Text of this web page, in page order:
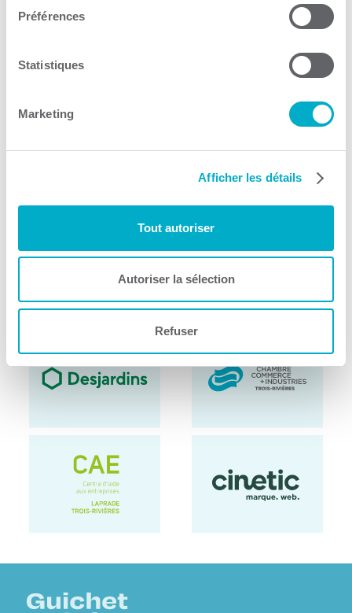
Préférences
Statistiques
Marketing
Afficher les détails
Tout autoriser
Autoriser la sélection
Refuser
Environnement Mauricie